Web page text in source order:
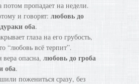
пропадает на недели.
и говорят: любовь до
оба.
глаза на его грубость,
“любовь всё терпит”.
опасна, любовь до гроба
оба.
пожениться сразу, без